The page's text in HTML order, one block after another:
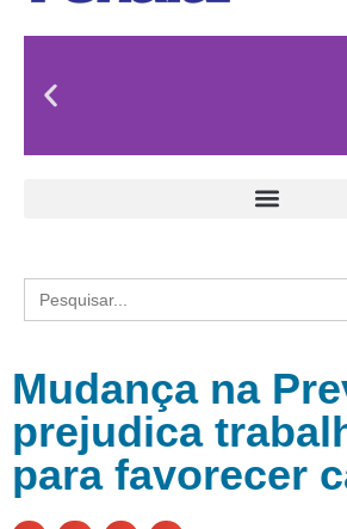
Search
for:
Mudança na
prejudica
para favorecer